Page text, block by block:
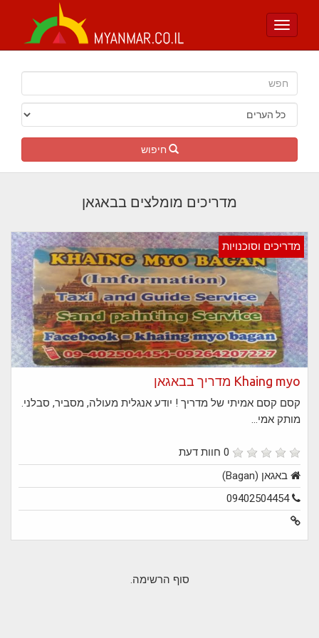
Toggle
חיפוש
מדריכים מומלצים בבאגאן
מדריכים וסוכנויות
Khaing myo מדריך בבאגאן
קסם קסם אמיתי של מדריך ! יודע אנגלית מעולה, מסביר, סבלני.
מותק אמי...
באגאן (Bagan)
09402504454
סוף הרשימה.